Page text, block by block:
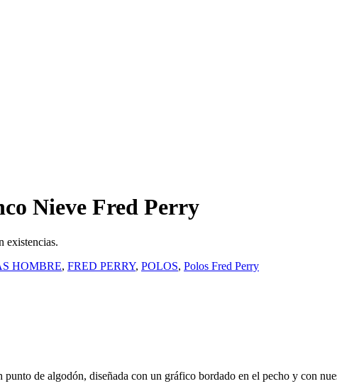
Nieve Fred Perry
existencias.
HOMBRE, FRED PERRY, POLOS, Polos Fred Perry
de algodón, diseñada con un gráfico bordado en el pecho y con